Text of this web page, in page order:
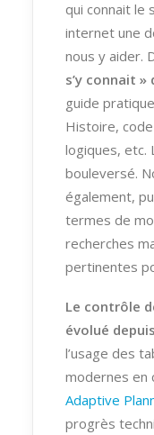
qui connait le
internet une
nous y aider.
s’y connait
guide
Histoire,
logiques, etc.
bouleversé.
également,
termes de
recherches
pertinentes
Le contrôle
évolué
l’usage des
modernes en
Adaptive
progrès